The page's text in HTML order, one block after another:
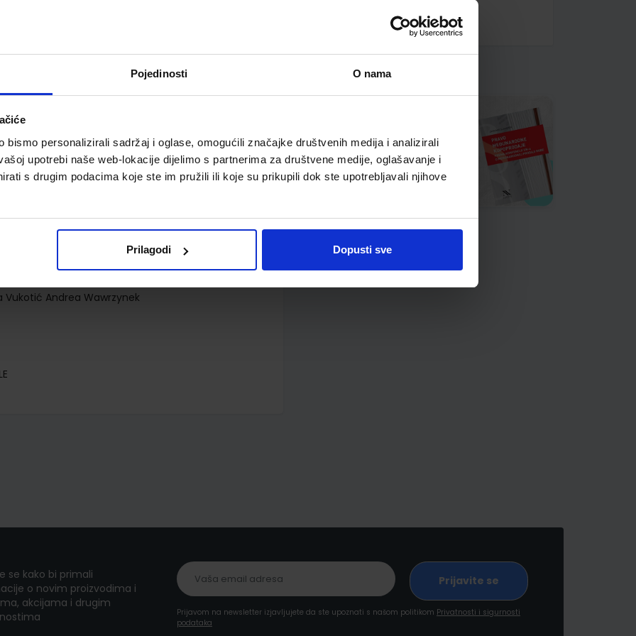
Pojedinosti O nama
bismo personalizirali sadržaj i oglase, omogućili značajke društvenih medija i analizirali
upotrebi naše web-lokacije dijelimo s partnerima za društvene medije, oglašavanje i
s drugim podacima koje ste im pružili ili koje su prikupili dok ste upotrebljavali njihove
Prilagodi Dopusti sve
udžbenik za srednje strukovne škole (2.razred);
Vukotić Andrea Wawrzynek
se kako bi primali
o novim proizvodima i
akcijama i drugim
Prijavom na newsletter izjavljujete da ste upoznati s našom politikom Privatnosti i sigurnosti
podataka